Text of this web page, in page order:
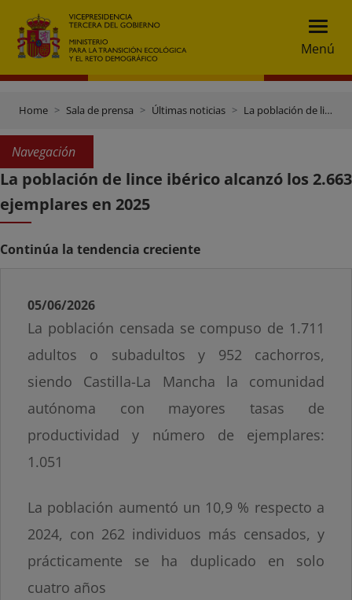
Menú
Home Sala de prensa Últimas noticias La población de lince ibérico alcanzó los 2.663 ejemplares en 2025
Navegación
La población de lince ibérico alcanzó los 2.663
ejemplares en 2025
Continúa la tendencia creciente
05/06/2026
La población censada se compuso de 1.711
adultos o subadultos y 952 cachorros,
siendo Castilla-La Mancha la comunidad
autónoma con mayores tasas de
productividad y número de ejemplares:
1.051
La población aumentó un 10,9 % respecto a
2024, con 262 individuos más censados, y
prácticamente se ha duplicado en solo
cuatro años